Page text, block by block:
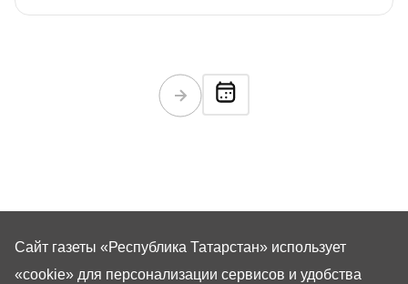
Сайт газеты «Республика Татарстан» использует
«cookie» для персонализации сервисов и удобства